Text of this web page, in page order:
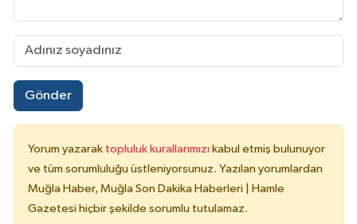
Gönder
Yorum yazarak topluluk kurallarımızı kabul etmiş bulunuyor
ve tüm sorumluluğu üstleniyorsunuz. Yazılan yorumlardan
Muğla Haber, Muğla Son Dakika Haberleri | Hamle
Gazetesi hiçbir şekilde sorumlu tutulamaz.